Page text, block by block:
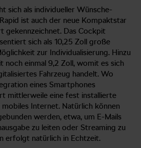
sich als individueller Wünsche-
ist auch der neue Kompaktstar
gekennzeichnet. Das Cockpit
sich als 10,25 Zoll große
zur Individualisierung. Hinzu
noch einmal 9,2 Zoll, womit es sich
Fahrzeug handelt. Wo
eines Smartphones
mittlerweile eine fest installierte
Internet. Natürlich können
werden, etwa, um E-Mails
zu leiten oder Streaming zu
erfolgt natürlich in Echtzeit.